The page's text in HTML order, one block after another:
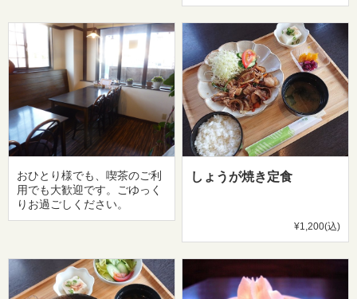
おひとり様でも、喫茶のご利
用でも大歓迎です。ごゆっく
りお過ごしください。
しょうが焼き定食
¥1,200(込)